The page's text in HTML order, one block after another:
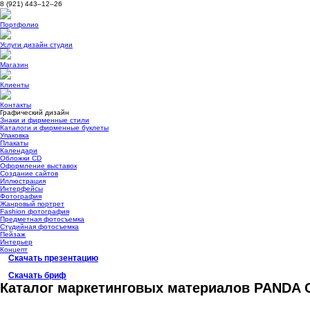
8 (921) 443–12–26
Портфолио
Услуги дизайн студии
Магазин
Клиенты
Контакты
Графический дизайн
Знаки и фирменные стили
Каталоги и фирменные буклеты
Упаковка
Плакаты
Календари
Обложки CD
Оформление выставок
Создание сайтов
Иллюстрация
Интерфейсы
Фотография
Жанровый портрет
Fashion фотография
Предметная фотосъемка
Студийная фотосъемка
Пейзаж
Интерьер
Концепт
Скачать презентацию
Скачать бриф
Каталог маркетинговых материалов PANDA